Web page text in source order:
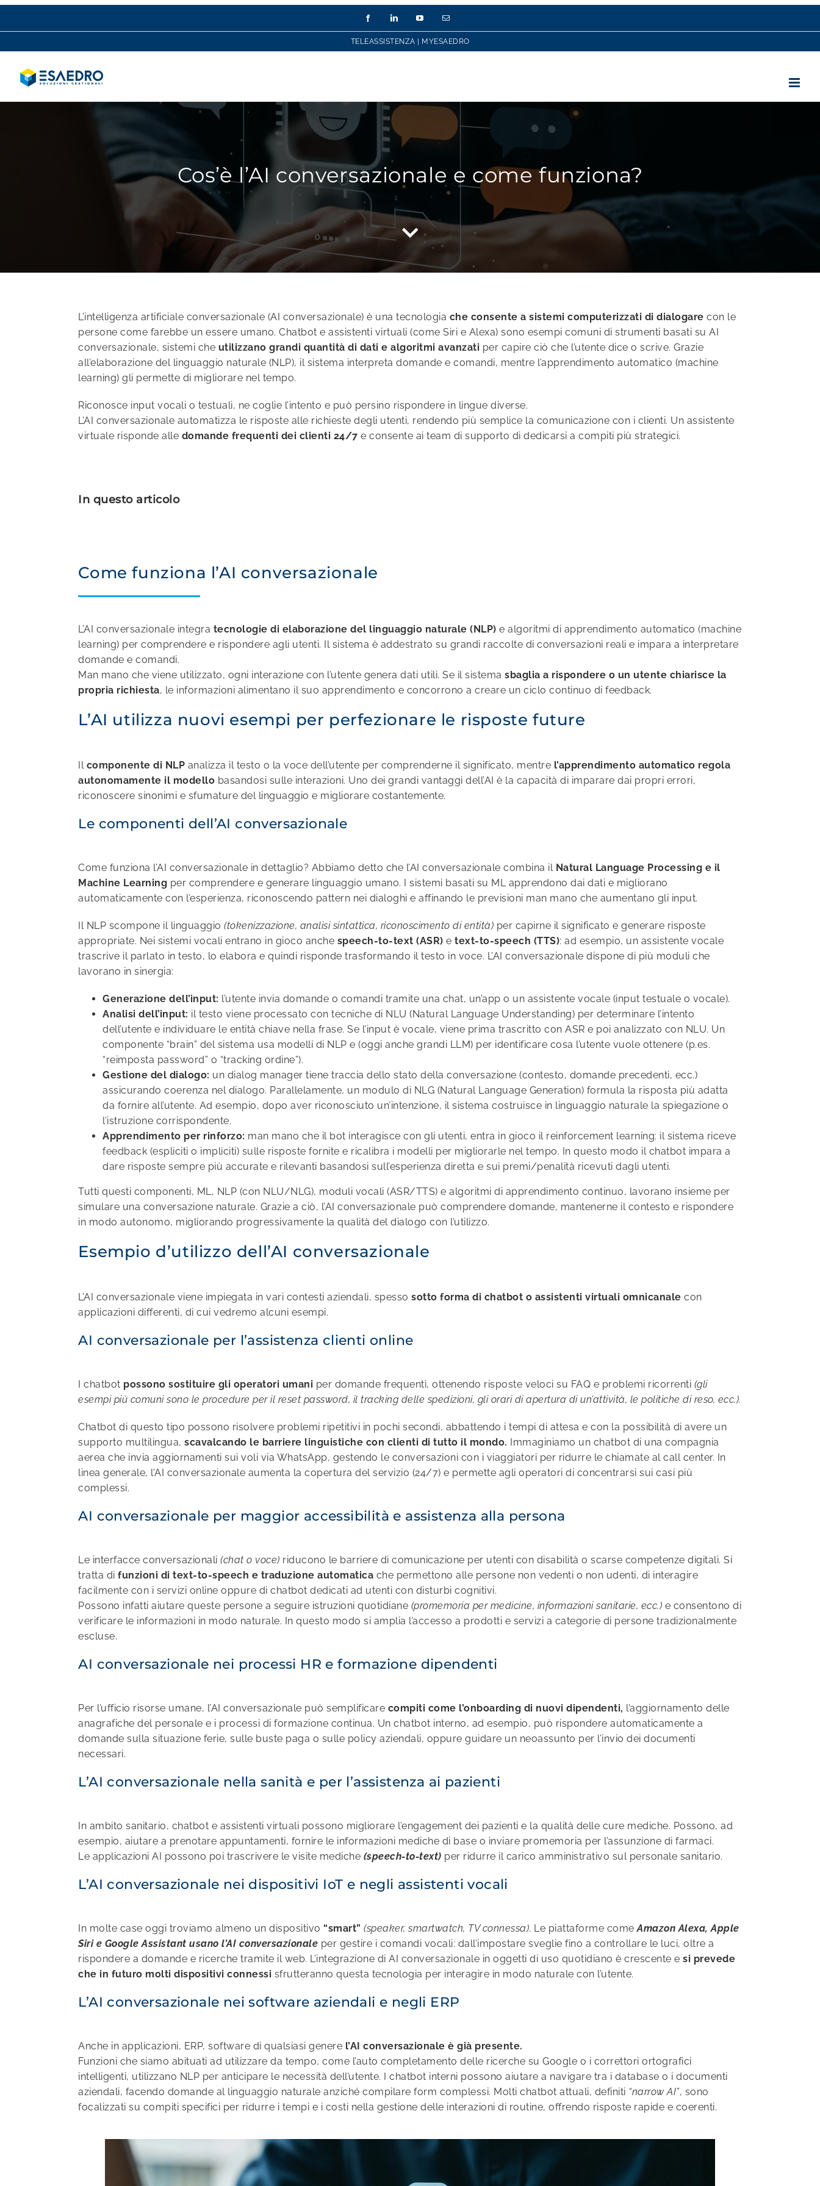
FacebookLinkedInYouTubeEmail
TELEASSISTENZA MYESAEDRO
Cos’è l’AI conversazionale e come funziona?
L’intelligenza artificiale conversazionale (AI conversazionale) è una tecnologia che consente a sistemi computerizzati di dialogare con le
persone come farebbe un essere umano. Chatbot e assistenti virtuali (come Siri e Alexa) sono esempi comuni di strumenti basati su AI
conversazionale, sistemi che utilizzano grandi quantità di dati e algoritmi avanzati per capire ciò che l’utente dice o scrive. Grazie
all’elaborazione del linguaggio naturale (NLP), il sistema interpreta domande e comandi, mentre l’apprendimento automatico (machine
learning) gli permette di migliorare nel tempo.
Riconosce input vocali o testuali, ne coglie l’intento e può persino rispondere in lingue diverse.
L’AI conversazionale automatizza le risposte alle richieste degli utenti, rendendo più semplice la comunicazione con i clienti. Un assistente
virtuale risponde alle domande frequenti dei clienti 24/7 e consente ai team di supporto di dedicarsi a compiti più strategici.
In questo articolo
Come funziona l’AI conversazionale
L’AI conversazionale integra tecnologie di elaborazione del linguaggio naturale (NLP) e algoritmi di apprendimento automatico (machine
learning) per comprendere e rispondere agli utenti. Il sistema è addestrato su grandi raccolte di conversazioni reali e impara a interpretare
domande e comandi.
Man mano che viene utilizzato, ogni interazione con l’utente genera dati utili. Se il sistemasbaglia a rispondere o un utente chiarisce la
propria richiesta, le informazioni alimentano il suo apprendimento e concorrono a creare un ciclo continuo di feedback.
L’AI utilizza nuovi esempi per perfezionare le risposte future
Il componente di NLP analizza il testo o la voce dell’utente per comprenderne il significato, mentre l’apprendimento automatico regola
autonomamente il modello basandosi sulle interazioni. Uno dei grandi vantaggi dell’AI è la capacità di imparare dai propri errori,
riconoscere sinonimi e sfumature del linguaggio e migliorare costantemente.
Le componenti dell’AI conversazionale
Come funziona l’AI conversazionale in dettaglio? Abbiamo detto che l’AI conversazionale combina il Natural Language Processing e il
Machine Learning per comprendere e generare linguaggio umano. I sistemi basati su ML apprendono dai dati e migliorano
automaticamente con l’esperienza, riconoscendo pattern nei dialoghi e affinando le previsioni man mano che aumentano gli input.
Il NLP scompone il linguaggio(tokenizzazione, analisi sintattica, riconoscimento di entità) per capirne il significato e generare risposte
appropriate. Nei sistemi vocali entrano in gioco anche speech-to-text (ASR) etext-to-speech (TTS): ad esempio, un assistente vocale
trascrive il parlato in testo, lo elabora e quindi risponde trasformando il testo in voce. L’AI conversazionale dispone di più moduli che
lavorano in sinergia:
Generazione dell’input: l’utente invia domande o comandi tramite una chat, un’app o un assistente vocale (input testuale o vocale).
Analisi dell’input: il testo viene processato con tecniche di NLU (Natural Language Understanding) per determinare l’intento
dell’utente e individuare le entità chiave nella frase. Se l’input è vocale, viene prima trascritto con ASR e poi analizzato con NLU. Un
componente “brain” del sistema usa modelli di NLP e (oggi anche grandi LLM) per identificare cosa l’utente vuole ottenere (p.es.
“reimposta password” o “tracking ordine”).
Gestione del dialogo: un dialog manager tiene traccia dello stato della conversazione (contesto, domande precedenti, ecc.)
assicurando coerenza nel dialogo. Parallelamente, un modulo di NLG (Natural Language Generation) formula la risposta più adatta
da fornire all’utente. Ad esempio, dopo aver riconosciuto un’intenzione, il sistema costruisce in linguaggio naturale la spiegazione o
l’istruzione corrispondente.
Apprendimento per rinforzo: man mano che il bot interagisce con gli utenti, entra in gioco il reinforcement learning: il sistema riceve
feedback (espliciti o impliciti) sulle risposte fornite e ricalibra i modelli per migliorarle nel tempo. In questo modo il chatbot impara a
dare risposte sempre più accurate e rilevanti basandosi sull’esperienza diretta e sui premi/penalità ricevuti dagli utenti.
Tutti questi componenti, ML, NLP (con NLU/NLG), moduli vocali (ASR/TTS) e algoritmi di apprendimento continuo, lavorano insieme per
simulare una conversazione naturale. Grazie a ciò, l’AI conversazionale può comprendere domande, mantenerne il contesto e rispondere
in modo autonomo, migliorando progressivamente la qualità del dialogo con l’utilizzo.
Esempio d’utilizzo dell’AI conversazionale
L’AI conversazionale viene impiegata in vari contesti aziendali, spessosotto forma di chatbot o assistenti virtuali omnicanale con
applicazioni differenti, di cui vedremo alcuni esempi.
AI conversazionale per l’assistenza clienti online
I chatbot possono sostituire gli operatori umani per domande frequenti, ottenendo risposte veloci su FAQ e problemi ricorrenti (gli
esempi più comuni sono le procedure per il reset password, il tracking delle spedizioni, gli orari di apertura di un’attività, le politiche di reso, ecc.).
Chatbot di questo tipo possono risolvere problemi ripetitivi in pochi secondi, abbattendo i tempi di attesa e con la possibilità di avere un
supporto multilingua,scavalcando le barriere linguistiche con clienti di tutto il mondo. Immaginiamo un chatbot di una compagnia
aerea che invia aggiornamenti sui voli via WhatsApp, gestendo le conversazioni con i viaggiatori per ridurre le chiamate al call center. In
linea generale, l’AI conversazionale aumenta la copertura del servizio (24/7) e permette agli operatori di concentrarsi sui casi più
complessi.
AI conversazionale per maggior accessibilità e assistenza alla persona
Le interfacce conversazionali (chat o voce) riducono le barriere di comunicazione per utenti con disabilità o scarse competenze digitali. Si
tratta di funzioni di text-to-speech e traduzione automatica che permettono alle persone non vedenti o non udenti, di interagire
facilmente con i servizi online oppure di chatbot dedicati ad utenti con disturbi cognitivi.
Possono infatti aiutare queste persone a seguire istruzioni quotidiane (promemoria per medicine, informazioni sanitarie, ecc.) e consentono di
verificare le informazioni in modo naturale. In questo modo si amplia l’accesso a prodotti e servizi a categorie di persone tradizionalmente
escluse.
AI conversazionale nei processi HR e formazione dipendenti
Per l’ufficio risorse umane, l’AI conversazionale può semplificare compiti come l’onboarding di nuovi dipendenti, l’aggiornamento delle
anagrafiche del personale e i processi di formazione continua. Un chatbot interno, ad esempio, può rispondere automaticamente a
domande sulla situazione ferie, sulle buste paga o sulle policy aziendali, oppure guidare un neoassunto per l’invio dei documenti
necessari.
L’AI conversazionale nella sanità e per l’assistenza ai pazienti
In ambito sanitario, chatbot e assistenti virtuali possono migliorare l’engagement dei pazienti e la qualità delle cure mediche. Possono, ad
esempio, aiutare a prenotare appuntamenti, fornire le informazioni mediche di base o inviare promemoria per l’assunzione di farmaci.
Le applicazioni AI possono poi trascrivere le visite mediche (speech-to-text) per ridurre il carico amministrativo sul personale sanitario.
L’AI conversazionale nei dispositivi IoT e negli assistenti vocali
In molte case oggi troviamo almeno un dispositivo “smart” (speaker, smartwatch, TV connessa). Le piattaforme comeAmazon Alexa, Apple
Siri e Google Assistant usano l’AI conversazionale per gestire i comandi vocali: dall’impostare sveglie fino a controllare le luci, oltre a
rispondere a domande e ricerche tramite il web. L’integrazione di AI conversazionale in oggetti di uso quotidiano è crescente esi prevede
che in futuro molti dispositivi connessi sfrutteranno questa tecnologia per interagire in modo naturale con l’utente.
L’AI conversazionale nei software aziendali e negli ERP
Anche in applicazioni, ERP, software di qualsiasi genere l’AI conversazionale è già presente.
Funzioni che siamo abituati ad utilizzare da tempo, come l’auto completamento delle ricerche su Google o i correttori ortografici
intelligenti, utilizzano NLP per anticipare le necessità dell’utente. I chatbot interni possono aiutare a navigare tra i database o i documenti
aziendali, facendo domande al linguaggio naturale anziché compilare form complessi. Molti chatbot attuali, definiti “narrow AI”, sono
focalizzati su compiti specifici per ridurre i tempi e i costi nella gestione delle interazioni di routine, offrendo risposte rapide e coerenti.